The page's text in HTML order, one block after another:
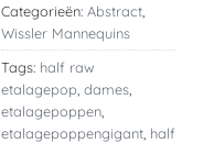
Categorieën: Abstract,
Wissler Mannequins
Tags: half raw
etalagepop dames,
etalagepoppen,
etalagepoppengigant, half